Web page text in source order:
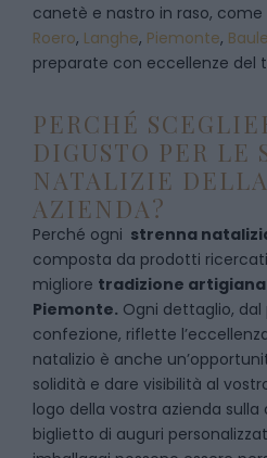
canetè e nastro in raso, come
Roero, Langhe, Piemonte,
preparate con eccellenze del
PERCHÉ
DIGUSTO PER LE
NATALIZIE
AZIENDA?
Perché ogni strenna
composta da prodotti
migliore tradizione
Piemonte. Ogni dettaglio,
confezione, riflette
natalizio è anche
solidità e dare visibilità al
logo della vostra azienda
biglietto di auguri